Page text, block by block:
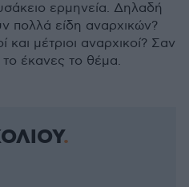
ερμηνεία. Δηλαδή
πολλά είδη αναρχικών?
μέτριοι αναρχικοί? Σαν
έκανες το θέμα.